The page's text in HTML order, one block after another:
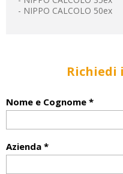
- NIPPO CALCOLO 50ex
Nome e Cognome *
Azienda *